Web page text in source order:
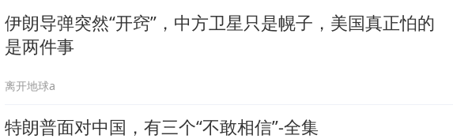
东方之约 相约未来
伊朗导弹突然“开窍”，中方卫星只是幌子，美国真正怕的
是两件事
离开地球a
特朗普面对中国，有三个“不敢相信”-全集